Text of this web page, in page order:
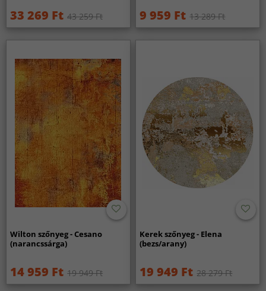
33 269 Ft 43 259 Ft 9 959 Ft 13 289 Ft
Wilton szőnyeg - Cesano
(narancssárga)
14 959 Ft 19 949 Ft
Kerek szőnyeg - Elena
(bezs/arany)
19 949 Ft 28 279 Ft